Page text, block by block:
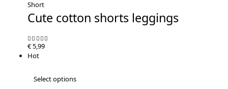
Short
Cute cotton shorts leggings
5.00out of 5
€5,99
Hot
Select options